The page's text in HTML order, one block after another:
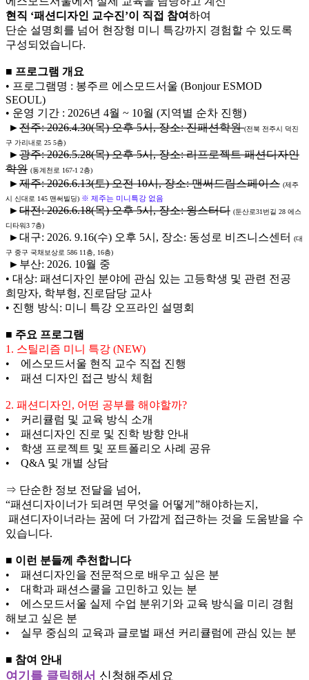
현직 ‘패션디자인 교수진’이 직접 참여하여
단순 설명회를 넘어 현장형 미니 특강까지 경험할 수 있도록
구성되었습니다.
■ 프로그램 개요
• 프로그램명 : 봉주르 에스모드서울 (Bonjour ESMOD
SEOUL)
• 운영 기간 : 2026년 4월 ~ 10월 (지역별 순차 진행)
►전주: 2026.4.30(목) 오후 5시, 장소: 진패션학원(전북 전주시 덕진
구 가리내로 25 5층)
►광주: 2026.5.28(목) 오후 5시, 장소: 리프로젝트 패션디자인
학원 (동계천로 167-1 2층)
►제주: 2026.6.13(토) 오전 10시, 장소: 맨써드림스페이스 (제주
시 신대로 145 맨써빌딩) ※ 제주는 미니특강 없음
►대전: 2026.6.18(목) 오후 5시, 장소: 윙스터디 (둔산로31번길 28 에스
디타워3 7층)
►대구: 2026. 9.16(수) 오후 5시, 장소: 동성로 비즈니스센터
(대
구 중구 국채보상로 586 11층, 16층)
►부산: 2026. 10월 중
• 대상: 패션디자인 분야에 관심 있는 고등학생 및 관련 전공
희망자, 학부형, 진로담당 교사
• 진행 방식: 미니 특강 오프라인 설명회
■ 주요 프로그램
1. 스틸리즘 미니 특강 (NEW)
• 에스모드서울 현직 교수 직접 진행
• 패션 디자인 접근 방식 체험
2. 패션디자인, 어떤 공부를 해야할까?
• 커리큘럼 및 교육 방식 소개
• 패션디자인 진로 및 진학 방향 안내
• 학생 프로젝트 및 포트폴리오 사례 공유
• Q&A 및 개별 상담
⇒ 단순한 정보 전달을 넘어,
“패션디자이너가 되려면 무엇을 어떻게”해야하는지,
패션디자이너라는 꿈에 더 가깝게 접근하는 것을 도움받을 수
있습니다.
■ 이런 분들께 추천합니다
• 패션디자인을 전문적으로 배우고 싶은 분
• 대학과 패션스쿨을 고민하고 있는 분
• 에스모드서울 실제 수업 분위기와 교육 방식을 미리 경험
해보고 싶은 분
• 실무 중심의 교육과 글로벌 패션 커리큘럼에 관심 있는 분
■ 참여 안내
여기를 클릭해서 신청해주세요